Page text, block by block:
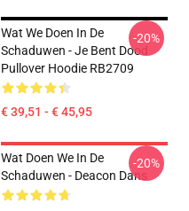
Wat We Doen In De
Schaduwen - Je Bent Dood
Pullover Hoodie RB2709
€ 39,51 - € 45,95
-20%
Wat Doen We In De
Schaduwen - Deacon Dans
-20%